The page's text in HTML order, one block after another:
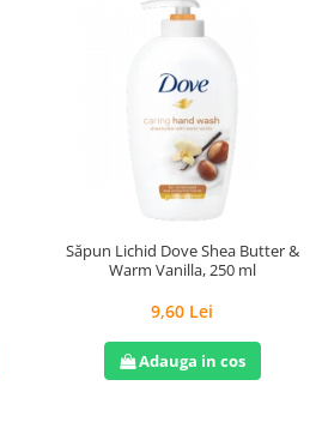
Săpun Lichid Dove Shea Butter &
Warm Vanilla, 250 ml
9,60 Lei
Adauga in cos